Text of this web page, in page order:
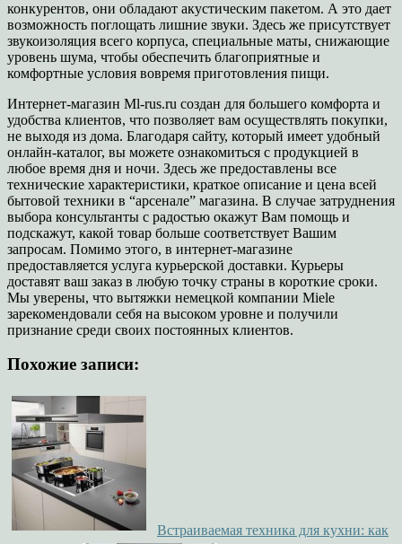
конкурентов, они обладают акустическим пакетом. А это дает
возможность поглощать лишние звуки. Здесь же присутствует
звукоизоляция всего корпуса, специальные маты, снижающие
уровень шума, чтобы обеспечить благоприятные и
комфортные условия вовремя приготовления пищи.
Интернет-магазин Ml-rus.ru создан для большего комфорта и
удобства клиентов, что позволяет вам осуществлять покупки,
не выходя из дома. Благодаря сайту, который имеет удобный
онлайн-каталог, вы можете ознакомиться с продукцией в
любое время дня и ночи. Здесь же предоставлены все
технические характеристики, краткое описание и цена всей
бытовой техники в “арсенале” магазина. В случае затруднения
выбора консультанты с радостью окажут Вам помощь и
подскажут, какой товар больше соответствует Вашим
запросам. Помимо этого, в интернет-магазине
предоставляется услуга курьерской доставки. Курьеры
доставят ваш заказ в любую точку страны в короткие сроки.
Мы уверены, что вытяжки немецкой компании Miele
зарекомендовали себя на высоком уровне и получили
признание среди своих постоянных клиентов.
Похожие записи:
Встраиваемая техника для кухни: как